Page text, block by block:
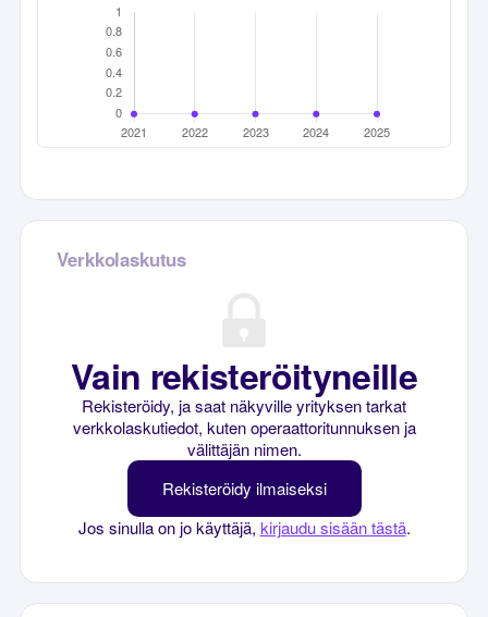
Verkkolaskutus
Vain rekisteröityneille
Rekisteröidy, ja saat näkyville yrityksen tarkat
verkkolaskutiedot, kuten operaattoritunnuksen ja
välittäjän nimen.
Rekisteröidy ilmaiseksi
Jos sinulla on jo käyttäjä, kirjaudu sisään tästä.